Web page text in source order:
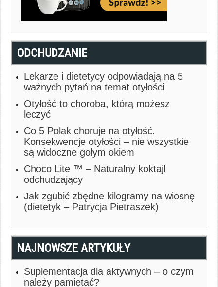
ODCHUDZANIE
Lekarze i dietetycy odpowiadają na 5
ważnych pytań na temat otyłości
Otyłość to choroba, którą możesz
leczyć
Co 5 Polak choruje na otyłość.
Konsekwencje otyłości – nie wszystkie
są widoczne gołym okiem
Choco Lite ™ – Naturalny koktajl
odchudzający
Jak zgubić zbędne kilogramy na wiosnę
(dietetyk – Patrycja Pietraszek)
NAJNOWSZE ARTYKUŁY
Suplementacja dla aktywnych – o czym
należy pamiętać?